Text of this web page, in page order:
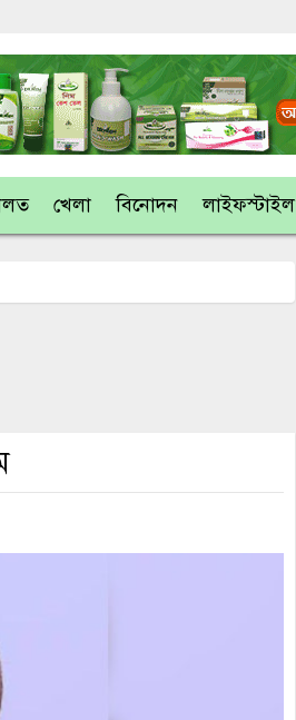
খেলা বিনোদন লাইফস্টাইল